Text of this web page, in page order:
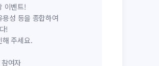
이벤트!
성 등을 종합하여
!
해 주세요.
여자